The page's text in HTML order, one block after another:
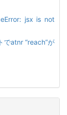
jsx is not
でatnr “reach”が